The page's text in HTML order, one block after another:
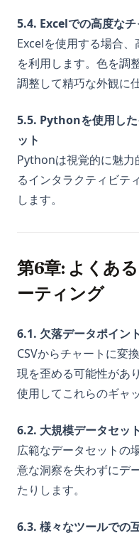
5.4. Excelでの高度な
Excelを使用する場合
を利用します。色を調
調整して精巧な外観に
5.5. Pythonを使用した
ット
Pythonは視覚的に魅力
るインタラクティビテ
します。
第6章: よくあ
ーティング
6.1. 欠落データポイン
CSVからチャートに変
現を歪める可能性があ
使用してこれらのギャ
6.2. 大規模データセッ
広範なデータセットの
意な洞察を失わずにデ
たりします。
6.3. 様々なツールでの